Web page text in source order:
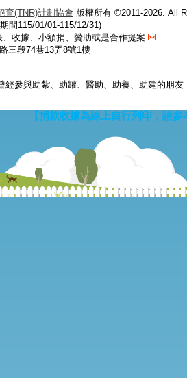
育(TNR)計劃協會 版權所有 ©2011-2026. All
間115/01/01-115/12/31)
收據、小額捐、贊助或是合作提案
三段74巷13弄8號1樓
經參與助紮、助罐、醫助、助養、助建的朋
【捐款收據為線上自行列印，請參